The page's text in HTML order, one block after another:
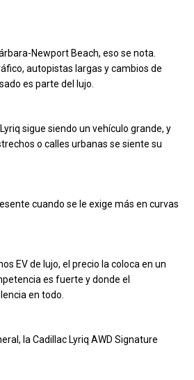
Newport Beach, eso se nota.
autopistas largas y cambios de
es parte del lujo.
sigue siendo un vehículo grande, y
o calles urbanas se siente su
cuando se le exige más en curvas
EV de lujo, el precio la coloca en un
es fuerte y donde el
en todo.
la Cadillac Lyriq AWD Signature